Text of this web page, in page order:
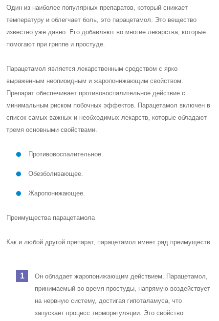
Один из наиболее популярных препаратов, который снижает
температуру и облегчает боль, это парацетамол. Это вещество
известно уже давно. Его добавляют во многие лекарства, которые
помогают при гриппе и простуде.
Парацетамол является лекарственным средством с ярко
выраженным неопиоидным и жаропонижающим свойством.
Препарат обеспечивает противовоспалительное действие с
минимальным риском побочных эффектов. Парацетамол включен в
список самых важных и необходимых лекарств, которые обладают
тремя основными свойствами.
Противовоспалительное.
Обезболивающее.
Жаропонижающее.
Преимущества парацетамола
Как и любой другой препарат, парацетамол имеет ряд преимуществ.
Он обладает жаропонижающим действием. Парацетамол,
принимаемый во время простуды, напрямую воздействует
на нервную систему, достигая гипоталамуса, что
запускает процесс терморегуляции. Это свойство